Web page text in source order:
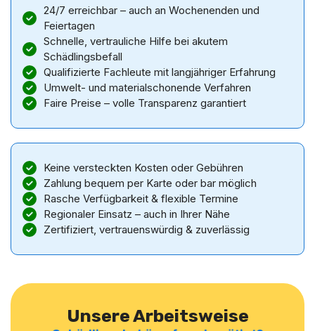
24/7 erreichbar – auch an Wochenenden und
Feiertagen
Schnelle, vertrauliche Hilfe bei akutem
Schädlingsbefall
Qualifizierte Fachleute mit langjähriger Erfahrung
Umwelt- und materialschonende Verfahren
Faire Preise – volle Transparenz garantiert
Keine versteckten Kosten oder Gebühren
Zahlung bequem per Karte oder bar möglich
Rasche Verfügbarkeit & flexible Termine
Regionaler Einsatz – auch in Ihrer Nähe
Zertifiziert, vertrauenswürdig & zuverlässig
Unsere Arbeitsweise